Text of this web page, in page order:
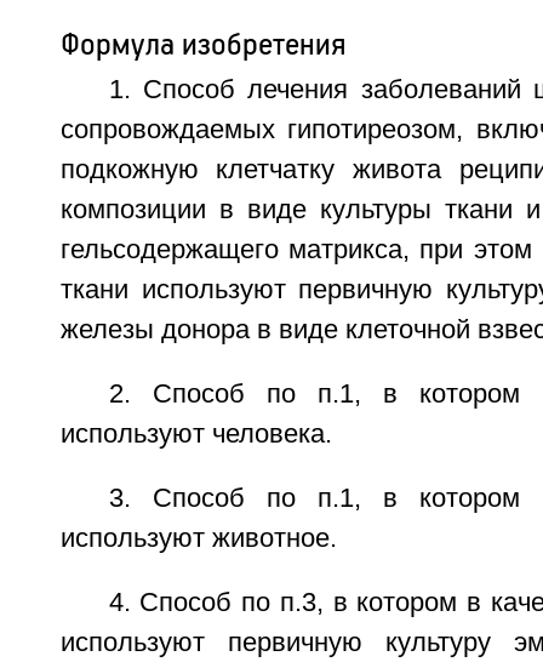
Формула изобретения
1. Способ лечения заболеваний
сопровождаемых гипотиреозом,
подкожную клетчатку живота
композиции в виде культуры ткани
гельсодержащего матрикса, при этом
ткани используют первичную
железы донора в виде клеточной
2. Способ по п.1, в котором
используют человека.
3. Способ по п.1, в котором
используют животное.
4. Способ по п.3, в котором в
используют первичную культуру